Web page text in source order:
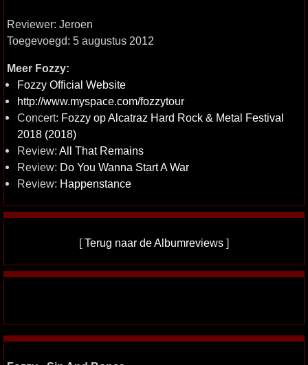
Reviewer: Jeroen
Toegevoegd: 5 augustus 2012
Meer Fozzy:
Fozzy Official Website
http://www.myspace.com/fozzytour
Concert: Fozzy op Alcatraz Hard Rock & Metal Festival
2018 (2018)
Review: All That Remains
Review: Do You Wanna Start A War
Review: Happenstance
[Terug naar de Albumreviews ]